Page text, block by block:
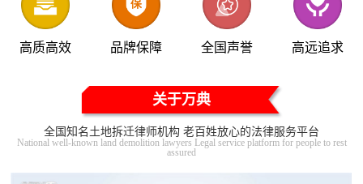
高质高效 品牌保障 全国声誉 高远追求
关于万典
全国知名土地拆迁律师机构 老百姓放心的法律服务平台
National well-known land demolition lawyers Legal service platform for people to rest
assured